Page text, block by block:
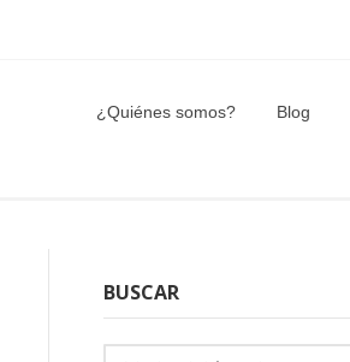
¿Quiénes somos? Blog
BUSCAR